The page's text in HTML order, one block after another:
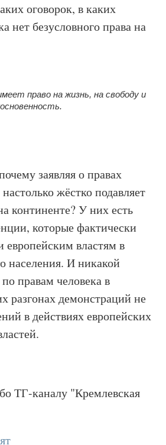
оговорок, в каких
нет безусловного права на
право на жизнь, на свободу и
заявляя о правах
жёстко подавляет
континенте? У них есть
которые фактически
европейским властям в
населения. И никакой
правам человека в
разгонах демонстраций не
в действиях европейских
ТГ-каналу "Кремлевская